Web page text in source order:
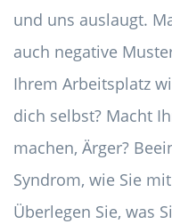
und uns auslaugt.
auch negative
Ihrem Arbeitsplatz
dich selbst? Macht
machen, Ärger?
Syndrom, wie Sie
Überlegen Sie, was